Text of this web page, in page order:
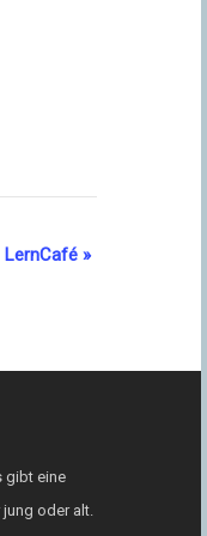
LernCafé »
gibt eine
jung oder alt.